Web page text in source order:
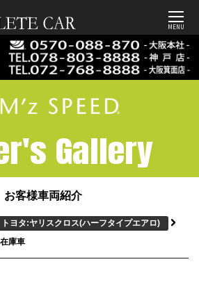
MENU
Gallery
お客様車両紹介
トヨタ:ヤリスクロス(ハーフタイプエアロ)
庫車